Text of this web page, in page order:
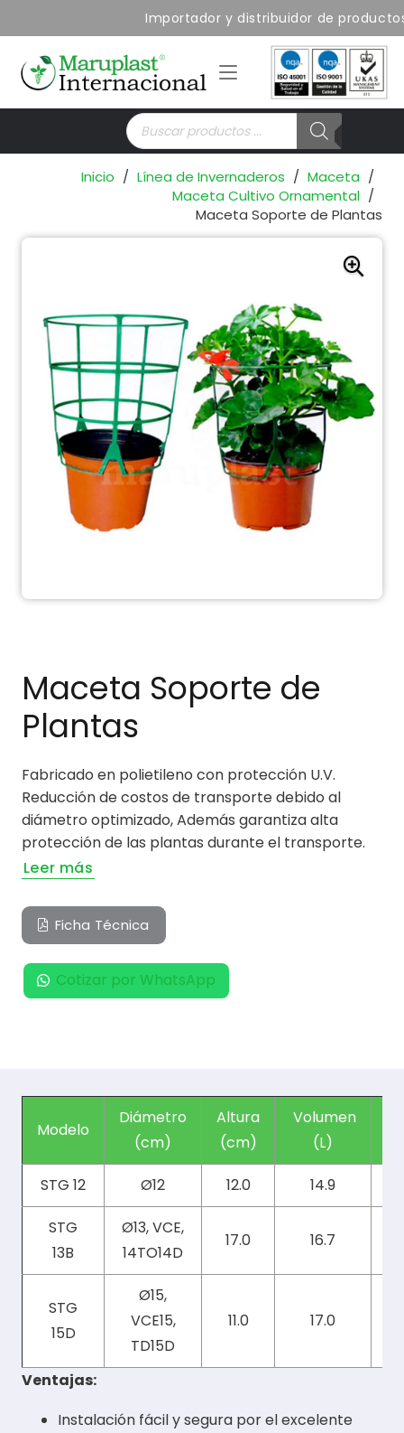
Importador y distribuidor de
Búsqueda
de
productos
Inicio / Línea de Invernaderos / Maceta /
Maceta Cultivo Ornamental /
Maceta Soporte de Plantas
Maceta Soporte de
Plantas
Fabricado en polietileno con protección U.V.
Reducción de costos de transporte debido al
diámetro optimizado, Además garantiza alta
protección de las plantas durante el transporte.
Leer más
Ficha Técnica
Cotizar por WhatsApp
Modelo
Diámetro
(cm)
Altura
(cm)
Volumen
(L)
STG 12 Ø12 12.0 14.9
STG
13B
Ø13, VCE,
14TO14D
17.0 16.7
STG
15D
Ø15,
VCE15,
TD15D
11.0 17.0
Ventajas:
Instalación fácil y segura por el excelente